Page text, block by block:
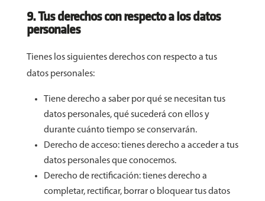
9. Tus derechos con respecto a los datos
personales
Tienes los siguientes derechos con respecto a tus
datos personales:
Tiene derecho a saber por qué se necesitan tus
datos personales, qué sucederá con ellos y
durante cuánto tiempo se conservarán.
Derecho de acceso: tienes derecho a acceder a tus
datos personales que conocemos.
Derecho de rectificación: tienes derecho a
completar, rectificar, borrar o bloquear tus datos